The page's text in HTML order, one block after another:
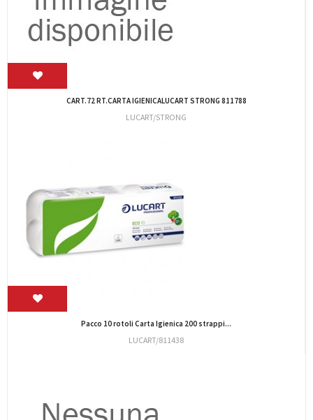
CF.10 RT CARTA IGIENICA LUCART ECONATURAL...
LUCART/811822
CF.10 RT CARTA IGIENICA COMODA
LUCART/811624